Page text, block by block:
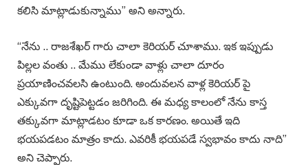
కలిసి మాట్లాడుకున్నాము” అని అన్నారు.
“నేను .. రాజశేఖర్ గారు చాలా కెరియర్ చూశాము. ఇక ఇప్పుడు
పిల్లల వంతు .. మేము లేకుండా వాళ్లు చాలా దూరం
ప్రయాణించవలసి ఉంటుంది. అందువలన వాళ్ల కెరియర్ పై
ఎక్కువగా దృష్టిపెట్టడం జరిగింది. ఈ మధ్య కాలంలో నేను కాస్త
తక్కువగా మాట్లాడటం కూడా ఒక కారణం. అయితే ఇది
భయపడటం మాత్రం కాదు. ఎవరికీ భయపడే స్వభావం కాదు నాది”
అని చెప్పారు.